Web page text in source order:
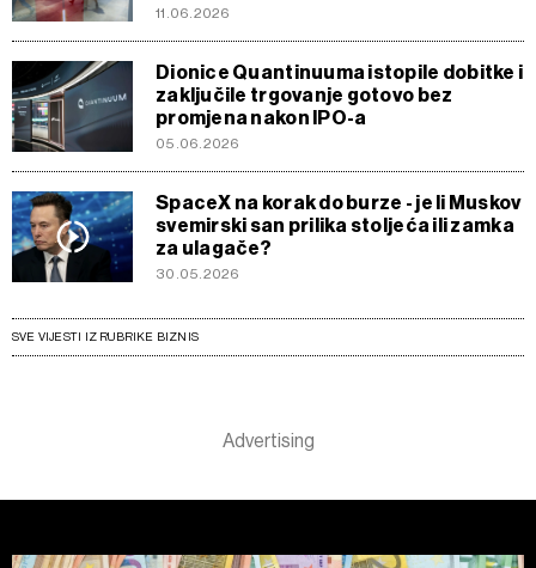
11.06.2026
Dionice Quantinuuma istopile dobitke i
zaključile trgovanje gotovo bez
promjena nakon IPO-a
05.06.2026
SpaceX na korak do burze - je li Muskov
svemirski san prilika stoljeća ili zamka
za ulagače?
30.05.2026
SVE VIJESTI IZ RUBRIKE BIZNIS